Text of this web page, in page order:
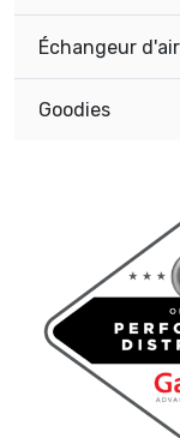
Échangeur d'air
Goodies